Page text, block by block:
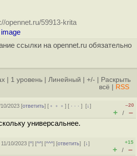
opennet.ru/59913-krita
image
ссылки на opennet.ru обязательно
1 уровень Линейный +/-
Раскрыть
всё
RSS
2023 [ответить] [ ﹢﹢﹢] [ · · ·][↓]
–20
+ / –
универсальнее.
10/2023 [^] [^^] [^^^] [ответить][↓]
+15
+ / –